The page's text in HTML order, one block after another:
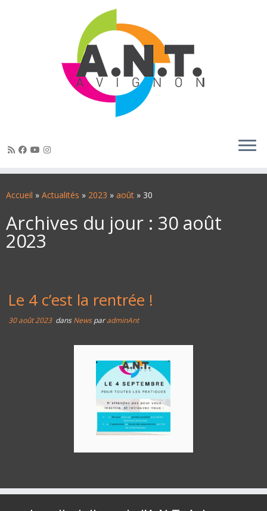
auAccueil » Actualités » 2023 » août » 30
Archives du jour : 30 août
2023
Le 4 c’est la rentrée !
30 août 2023dansNewsparadminAnt